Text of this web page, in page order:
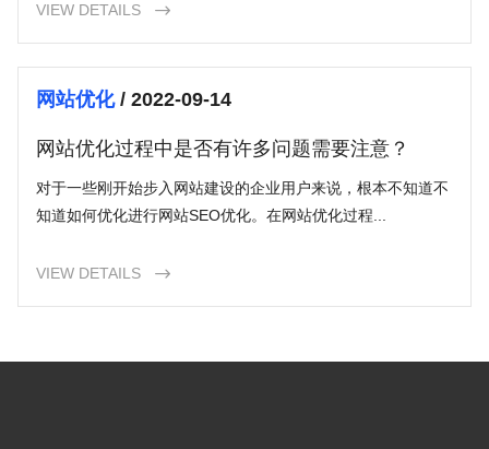
VIEW DETAILS 
网站优化/ 2022-09-14
网站优化过程中是否有许多问题需要注意？
对于一些刚开始步入网站建设的企业用户来说，根本不知道不
知道如何优化进行网站SEO优化。在网站优化过程...
VIEW DETAILS 